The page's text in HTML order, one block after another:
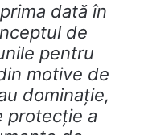
dată în
de
pentru
motive de
dominație,
protecție a